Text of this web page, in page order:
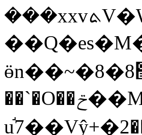
���xxvܬV�WG��y��{vY����v������i��ߘ��M��s|
ӫn��~�8�޿8wwf�q��V�K�p����/o�So�|sp��ޱ��~��x�q޸��[����i����χ�/A�^�v���������ݯ��[�̯�޿���ћ���������;/v6�@(��
��`�O��ݗ��M�D�>>gn��/>\�<�|����𱿵
u֬7��Vŷ+�׾���2�l�@��2y�%d�ep1�cMtaaq�6���#�P�'\�A�Œ�K�2�